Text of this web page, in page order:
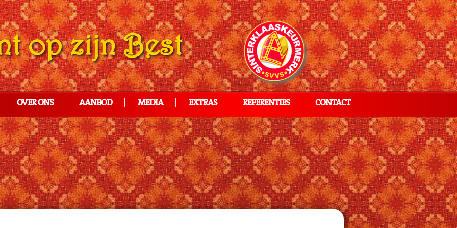
OVER ONS AANBOD MEDIA EXTRAS REFERENTIES CONTACT